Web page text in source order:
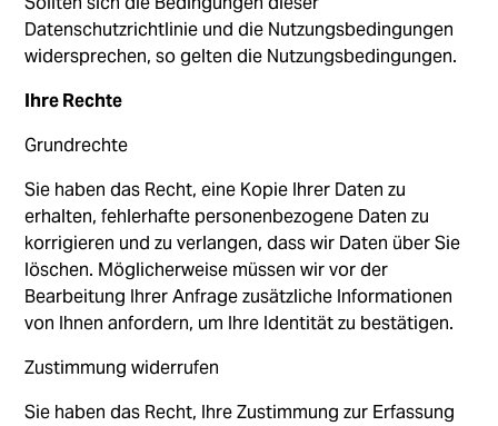
Datenschutzrichtlinie und die Nutzungsbedingungen
widersprechen, so gelten die Nutzungsbedingungen.
Ihre Rechte
Grundrechte
Sie haben das Recht, eine Kopie Ihrer Daten zu
erhalten, fehlerhafte personenbezogene Daten zu
korrigieren und zu verlangen, dass wir Daten über Sie
löschen. Möglicherweise müssen wir vor der
Bearbeitung Ihrer Anfrage zusätzliche Informationen
von Ihnen anfordern, um Ihre Identität zu bestätigen.
Zustimmung widerrufen
Sie haben das Recht, Ihre Zustimmung zur Erfassung